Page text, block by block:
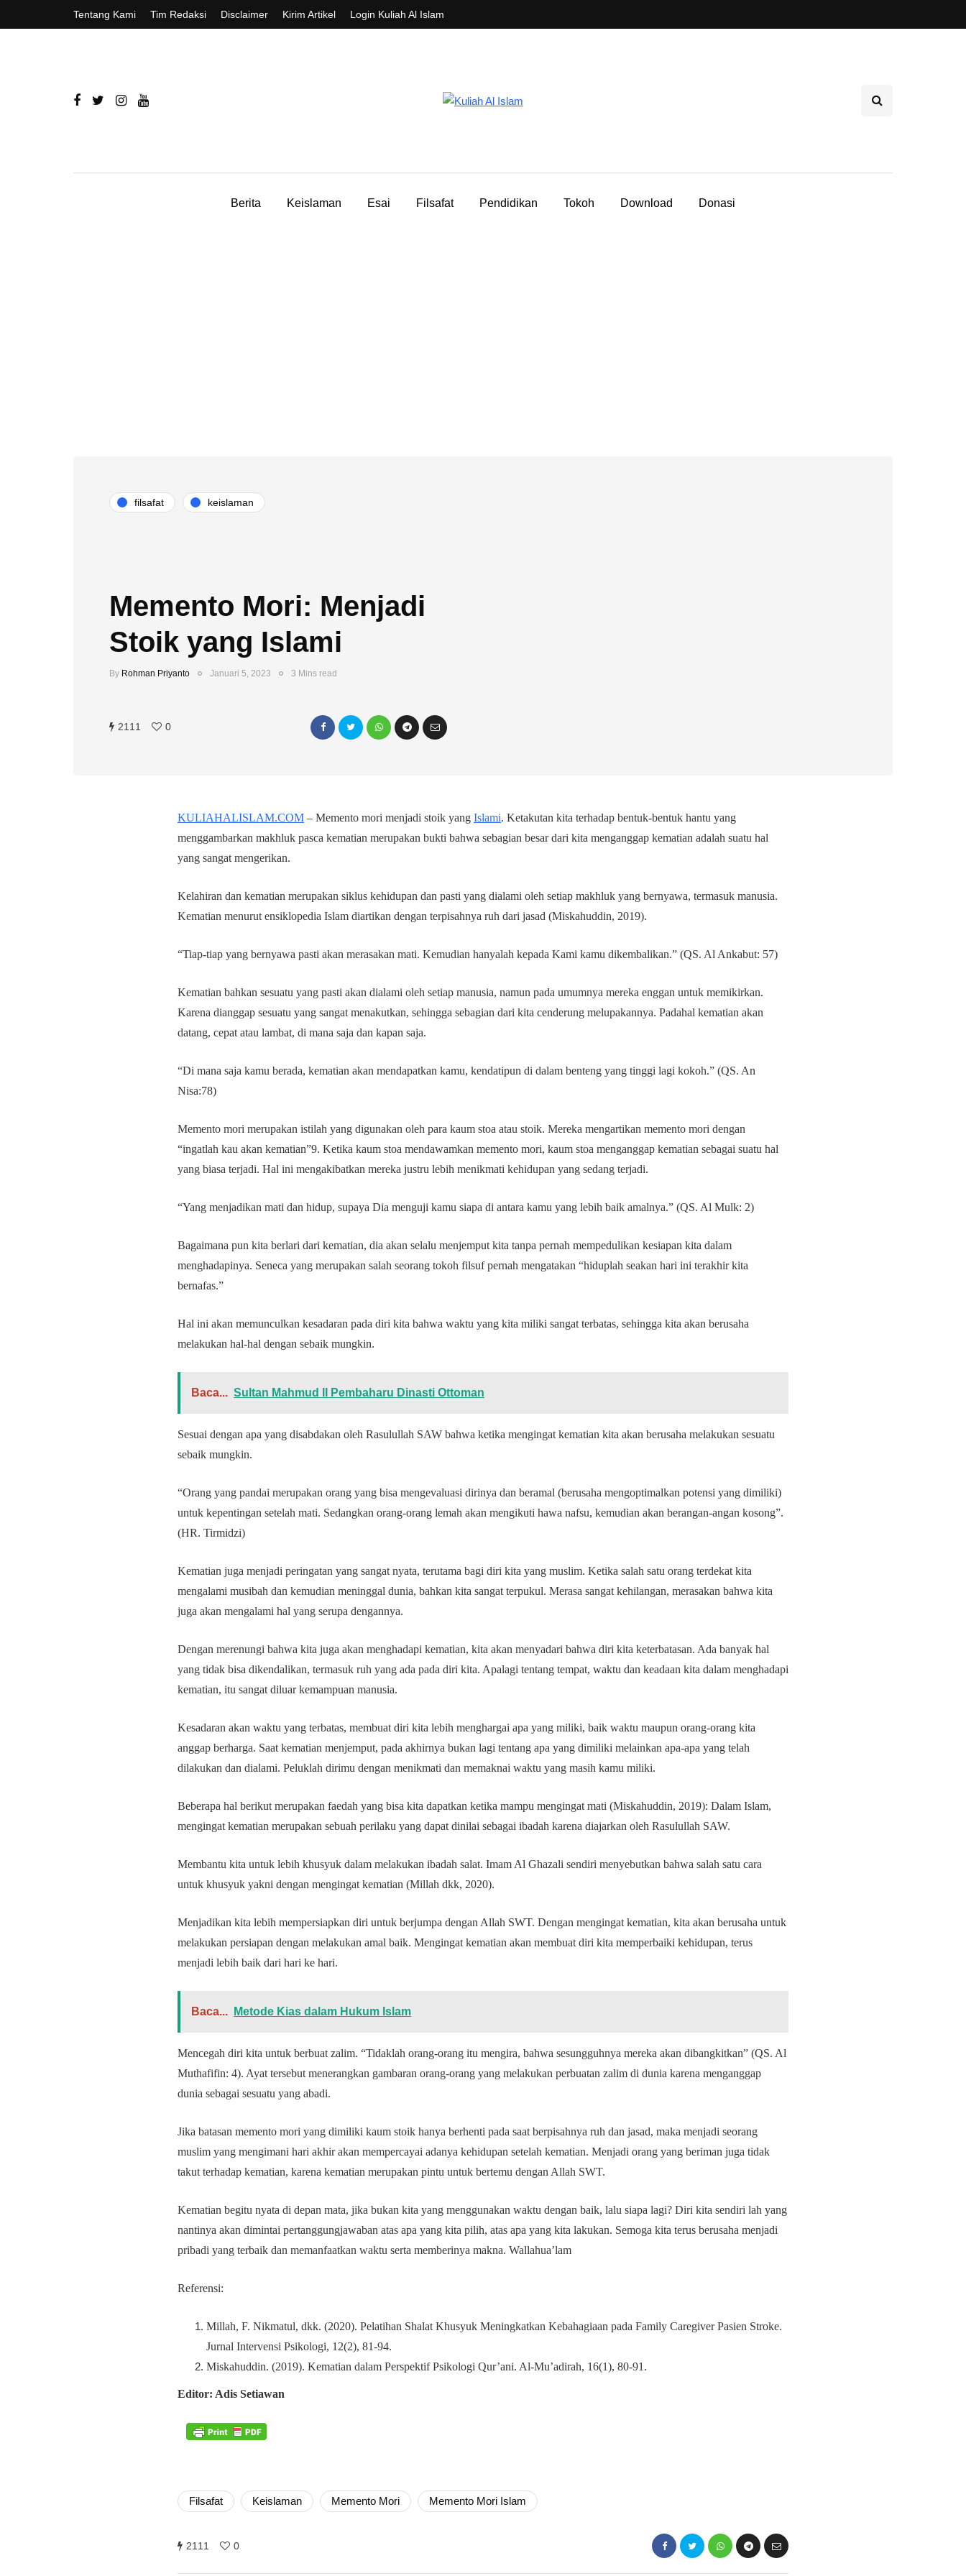
Tentang Kami Tim Redaksi Disclaimer Kirim Artikel Login Kuliah Al Islam
Berita Keislaman Esai Filsafat Pendidikan Tokoh Download Donasi
filsafat keislaman
Memento Mori: Menjadi
Stoik yang Islami
By Rohman Priyanto Januari 5, 2023 3 Mins read
2111 0
KULIAHALISLAM.COM – Memento mori menjadi stoik yang Islami. Ketakutan kita terhadap bentuk-bentuk hantu yang
menggambarkan makhluk pasca kematian merupakan bukti bahwa sebagian besar dari kita menganggap kematian adalah suatu hal
yang sangat mengerikan.
Kelahiran dan kematian merupakan siklus kehidupan dan pasti yang dialami oleh setiap makhluk yang bernyawa, termasuk manusia.
Kematian menurut ensiklopedia Islam diartikan dengan terpisahnya ruh dari jasad (Miskahuddin, 2019).
“Tiap-tiap yang bernyawa pasti akan merasakan mati. Kemudian hanyalah kepada Kami kamu dikembalikan.” (QS. Al Ankabut: 57)
Kematian bahkan sesuatu yang pasti akan dialami oleh setiap manusia, namun pada umumnya mereka enggan untuk memikirkan.
Karena dianggap sesuatu yang sangat menakutkan, sehingga sebagian dari kita cenderung melupakannya. Padahal kematian akan
datang, cepat atau lambat, di mana saja dan kapan saja.
“Di mana saja kamu berada, kematian akan mendapatkan kamu, kendatipun di dalam benteng yang tinggi lagi kokoh.” (QS. An
Nisa:78)
Memento mori merupakan istilah yang digunakan oleh para kaum stoa atau stoik. Mereka mengartikan memento mori dengan
“ingatlah kau akan kematian”9. Ketika kaum stoa mendawamkan memento mori, kaum stoa menganggap kematian sebagai suatu hal
yang biasa terjadi. Hal ini mengakibatkan mereka justru lebih menikmati kehidupan yang sedang terjadi.
“Yang menjadikan mati dan hidup, supaya Dia menguji kamu siapa di antara kamu yang lebih baik amalnya.” (QS. Al Mulk: 2)
Bagaimana pun kita berlari dari kematian, dia akan selalu menjemput kita tanpa pernah mempedulikan kesiapan kita dalam
menghadapinya. Seneca yang merupakan salah seorang tokoh filsuf pernah mengatakan “hiduplah seakan hari ini terakhir kita
bernafas.”
Hal ini akan memunculkan kesadaran pada diri kita bahwa waktu yang kita miliki sangat terbatas, sehingga kita akan berusaha
melakukan hal-hal dengan sebaik mungkin.
Baca... Sultan Mahmud II Pembaharu Dinasti Ottoman
Sesuai dengan apa yang disabdakan oleh Rasulullah SAW bahwa ketika mengingat kematian kita akan berusaha melakukan sesuatu
sebaik mungkin.
“Orang yang pandai merupakan orang yang bisa mengevaluasi dirinya dan beramal (berusaha mengoptimalkan potensi yang dimiliki)
untuk kepentingan setelah mati. Sedangkan orang-orang lemah akan mengikuti hawa nafsu, kemudian akan berangan-angan kosong”.
(HR. Tirmidzi)
Kematian juga menjadi peringatan yang sangat nyata, terutama bagi diri kita yang muslim. Ketika salah satu orang terdekat kita
mengalami musibah dan kemudian meninggal dunia, bahkan kita sangat terpukul. Merasa sangat kehilangan, merasakan bahwa kita
juga akan mengalami hal yang serupa dengannya.
Dengan merenungi bahwa kita juga akan menghadapi kematian, kita akan menyadari bahwa diri kita keterbatasan. Ada banyak hal
yang tidak bisa dikendalikan, termasuk ruh yang ada pada diri kita. Apalagi tentang tempat, waktu dan keadaan kita dalam menghadapi
kematian, itu sangat diluar kemampuan manusia.
Kesadaran akan waktu yang terbatas, membuat diri kita lebih menghargai apa yang miliki, baik waktu maupun orang-orang kita
anggap berharga. Saat kematian menjemput, pada akhirnya bukan lagi tentang apa yang dimiliki melainkan apa-apa yang telah
dilakukan dan dialami. Peluklah dirimu dengan menikmati dan memaknai waktu yang masih kamu miliki.
Beberapa hal berikut merupakan faedah yang bisa kita dapatkan ketika mampu mengingat mati (Miskahuddin, 2019): Dalam Islam,
mengingat kematian merupakan sebuah perilaku yang dapat dinilai sebagai ibadah karena diajarkan oleh Rasulullah SAW.
Membantu kita untuk lebih khusyuk dalam melakukan ibadah salat. Imam Al Ghazali sendiri menyebutkan bahwa salah satu cara
untuk khusyuk yakni dengan mengingat kematian (Millah dkk, 2020).
Menjadikan kita lebih mempersiapkan diri untuk berjumpa dengan Allah SWT. Dengan mengingat kematian, kita akan berusaha untuk
melakukan persiapan dengan melakukan amal baik. Mengingat kematian akan membuat diri kita memperbaiki kehidupan, terus
menjadi lebih baik dari hari ke hari.
Baca... Metode Kias dalam Hukum Islam
Mencegah diri kita untuk berbuat zalim. “Tidaklah orang-orang itu mengira, bahwa sesungguhnya mereka akan dibangkitkan” (QS. Al
Muthafifin: 4). Ayat tersebut menerangkan gambaran orang-orang yang melakukan perbuatan zalim di dunia karena menganggap
dunia sebagai sesuatu yang abadi.
Jika batasan memento mori yang dimiliki kaum stoik hanya berhenti pada saat berpisahnya ruh dan jasad, maka menjadi seorang
muslim yang mengimani hari akhir akan mempercayai adanya kehidupan setelah kematian. Menjadi orang yang beriman juga tidak
takut terhadap kematian, karena kematian merupakan pintu untuk bertemu dengan Allah SWT.
Kematian begitu nyata di depan mata, jika bukan kita yang menggunakan waktu dengan baik, lalu siapa lagi? Diri kita sendiri lah yang
nantinya akan dimintai pertanggungjawaban atas apa yang kita pilih, atas apa yang kita lakukan. Semoga kita terus berusaha menjadi
pribadi yang terbaik dan memanfaatkan waktu serta memberinya makna. Wallahua’lam
Referensi:
Millah, F. Nikmatul, dkk. (2020). Pelatihan Shalat Khusyuk Meningkatkan Kebahagiaan pada Family Caregiver Pasien Stroke.
Jurnal Intervensi Psikologi, 12(2), 81-94.
Miskahuddin. (2019). Kematian dalam Perspektif Psikologi Qur’ani. Al-Mu’adirah, 16(1), 80-91.
Editor: Adis Setiawan
Filsafat Keislaman Memento Mori Memento Mori Islam
2111 0